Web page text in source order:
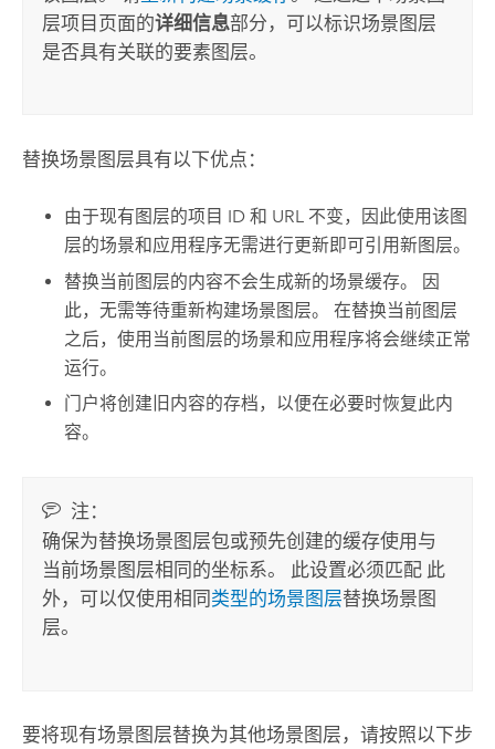
层项目页面的详细信息部分，可以标识场景图层
是否具有关联的要素图层。
替换场景图层具有以下优点：
由于现有图层的项目 ID 和 URL 不变，因此使用该图
层的场景和应用程序无需进行更新即可引用新图层。
替换当前图层的内容不会生成新的场景缓存。 因
此，无需等待重新构建场景图层。 在替换当前图层
之后，使用当前图层的场景和应用程序将会继续正常
运行。
门户将创建旧内容的存档，以便在必要时恢复此内
容。
注：
确保为替换场景图层包或预先创建的缓存使用与
当前场景图层相同的坐标系。
此设置必须匹配 此
外，可以仅使用相同类型的场景图层替换场景图
层。
要将现有场景图层替换为其他场景图层，请按照以下步